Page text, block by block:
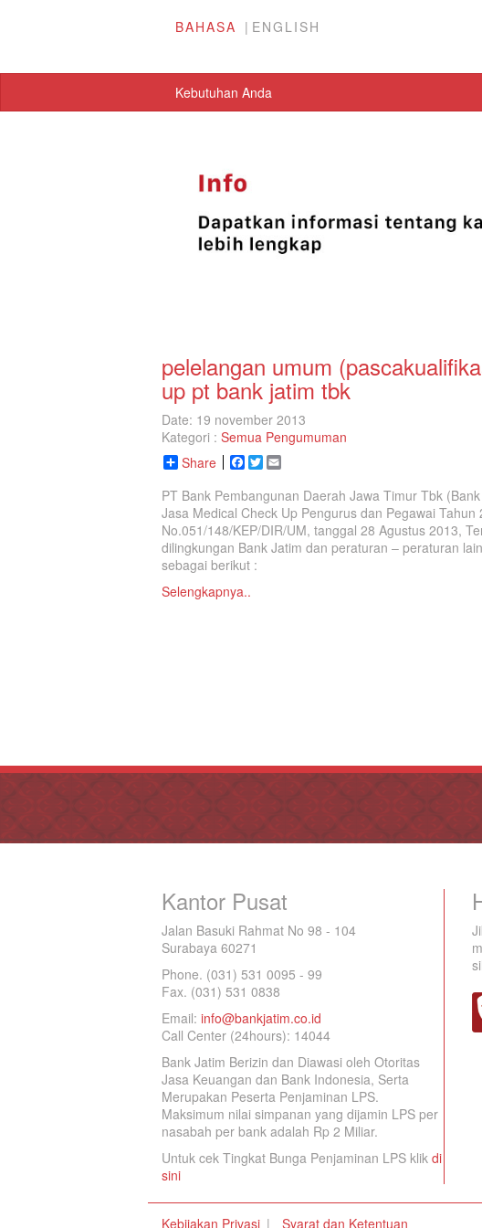
BAHASA ENGLISH
Kebutuhan Anda
pelelangan umum
up pt bank jatim tbk
Date: 19 november 2013
Kategori : Semua Pengumuman
Share
Facebook
Twitter
PT Bank Pembangunan Daerah Jawa Timur Tbk
Jasa Medical Check Up Pengurus dan Pegawai
No.051/148/KEP/DIR/UM, tanggal 28 Agustus 2013,
dilingkungan Bank Jatim dan peraturan – peraturan
sebagai berikut :
Selengkapnya..
Kantor Pusat
Jalan Basuki Rahmat No 98 - 104
Surabaya 60271
Phone. (031) 531 0095 - 99
Fax. (031) 531 0838
Email: info@bankjatim.co.id
Call Center (24hours): 14044
Bank Jatim Berizin dan Diawasi oleh Otoritas
Jasa Keuangan dan Bank Indonesia, Serta
Merupakan Peserta Penjaminan LPS.
Maksimum nilai simpanan yang dijamin LPS per
nasabah per bank adalah Rp 2 Miliar.
Untuk cek Tingkat Bunga Penjaminan LPS klik di
sini
Kebijakan Privasi Syarat dan Ketentuan